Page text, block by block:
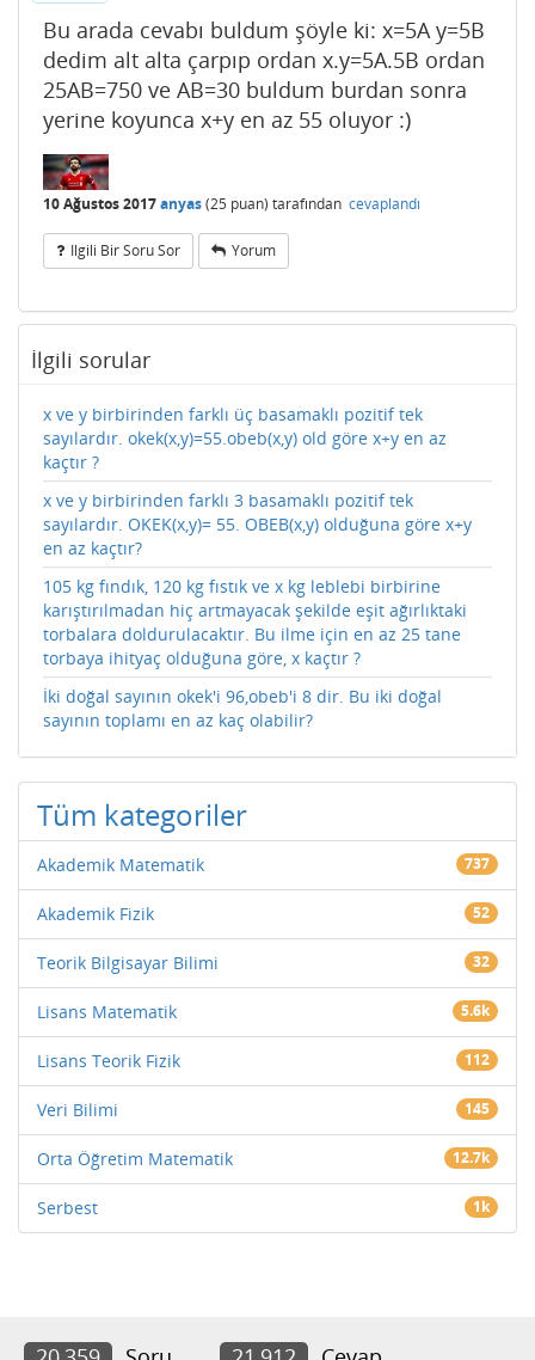
Bu arada cevabı buldum şöyle ki: x=5A y=5B
dedim alt alta çarpıp ordan x.y=5A.5B ordan
25AB=750 ve AB=30 buldum burdan sonra
yerine koyunca x+y en az 55 oluyor :)
10 Ağustos 2017anyas(25 puan) tarafından cevaplandı
Ilgili Bir Soru Sor Yorum
İlgili sorular
x ve y birbirinden farklı üç basamaklı pozitif tek
sayılardır. okek(x,y)=55.obeb(x,y) old göre x+y en az
kaçtır ?
x ve y birbirinden farklı 3 basamaklı pozitif tek
sayılardır. OKEK(x,y)= 55. OBEB(x,y) olduğuna göre x+y
en az kaçtır?
105 kg fındık, 120 kg fıstık ve x kg leblebi birbirine
karıştırılmadan hiç artmayacak şekilde eşit ağırlıktaki
torbalara doldurulacaktır. Bu ilme için en az 25 tane
torbaya ihityaç olduğuna göre, x kaçtır ?
İki doğal sayının okek'i 96,obeb'i 8 dir. Bu iki doğal
sayının toplamı en az kaç olabilir?
Tüm kategoriler
Akademik Matematik 737
Akademik Fizik 52
Teorik Bilgisayar Bilimi 32
Lisans Matematik 5.6k
Lisans Teorik Fizik 112
Veri Bilimi 145
Orta Öğretim Matematik 12.7k
Serbest 1k